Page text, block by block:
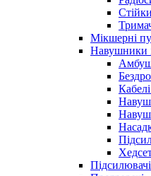
Мікшерні
Навушники